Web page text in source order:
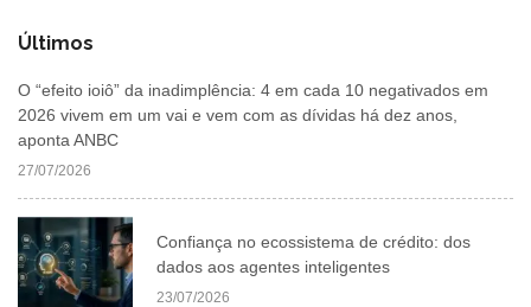
Últimos
O “efeito ioiô” da inadimplência: 4 em cada 10 negativados em
2026 vivem em um vai e vem com as dívidas há dez anos,
aponta ANBC
27/07/2026
Confiança no ecossistema de crédito: dos
dados aos agentes inteligentes
23/07/2026